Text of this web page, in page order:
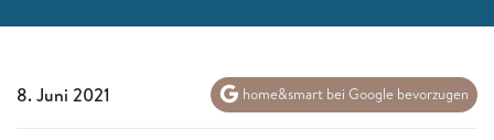
8. Juni 2021 home&smart bei Google bevorzugen